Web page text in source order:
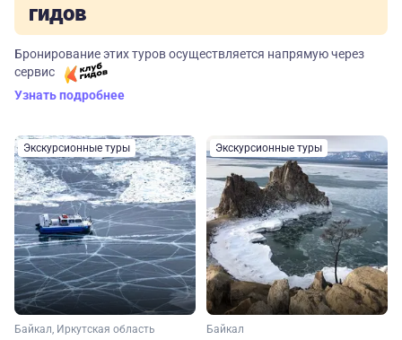
гидов
Бронирование этих туров осуществляется напрямую через
сервис
Узнать подробнее
Экскурсионные туры
Байкал, Иркутская область
Экскурсионные туры
Байкал